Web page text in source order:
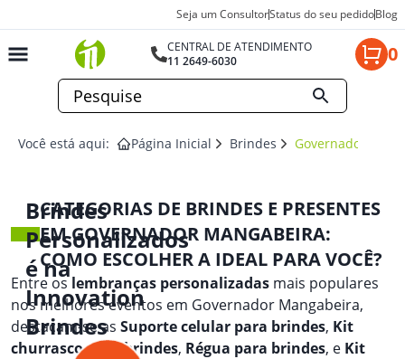
Seja um ConsultorStatus do seu pedidoBlog
CENTRAL DE ATENDIMENTO
11 2649-6030
0
Você está aqui: Página Inicial Brindes Governador
Brindes
Personalizados
é na
Innovation
Brindes
CATEGORIAS DE BRINDES E PRESENTES
EM GOVERNADOR MANGABEIRA:
COMO ESCOLHER A IDEAL PARA VOCÊ?
Entre oslembranças personalizadas mais populares
nos melhores eventos em Governador Mangabeira,
destacam-se as Suporte celular para brindes, Kit
churrasco para brindes, Régua para brindes, e Kit